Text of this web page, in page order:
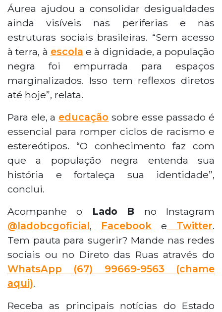
Áurea ajudou a consolidar desigualdades
ainda visíveis nas periferias e nas
estruturas sociais brasileiras. “Sem acesso
à terra, à escola e à dignidade, a população
negra foi empurrada para espaços
marginalizados. Isso tem reflexos diretos
até hoje”, relata.
Para ele, a educação sobre esse passado é
essencial para romper ciclos de racismo e
estereótipos. “O conhecimento faz com
que a população negra entenda sua
história e fortaleça sua identidade”,
conclui.
Acompanhe o Lado B no Instagram
@ladobcgoficial, Facebook e Twitter.
Tem pauta para sugerir? Mande nas redes
sociais ou no Direto das Ruas através do
WhatsApp (67) 99669-9563 (chame
aqui).
Receba as principais notícias do Estado